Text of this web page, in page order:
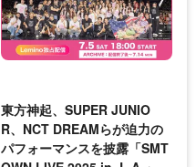
東方神起、SUPER JUNIO
R、NCT DREAMらが迫力の
パフォーマンスを披露「SMT